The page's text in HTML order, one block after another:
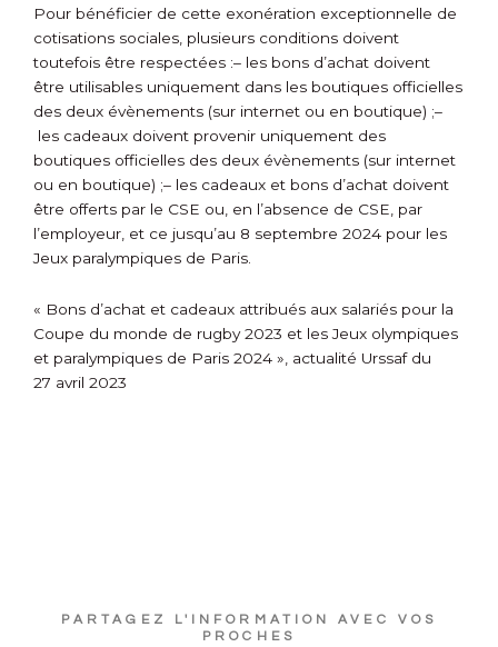
Pour bénéficier de cette exonération exceptionnelle de
cotisations sociales, plusieurs conditions doivent
toutefois être respectées :– les bons d’achat doivent
être utilisables uniquement dans les boutiques officielles
des deux évènements (sur internet ou en boutique) ;–
les cadeaux doivent provenir uniquement des
boutiques officielles des deux évènements (sur internet
ou en boutique) ;– les cadeaux et bons d’achat doivent
être offerts par le CSE ou, en l’absence de CSE, par
l’employeur, et ce jusqu’au 8 septembre 2024 pour les
Jeux paralympiques de Paris.
« Bons d’achat et cadeaux attribués aux salariés pour la
Coupe du monde de rugby 2023 et les Jeux olympiques
et paralympiques de Paris 2024 », actualité Urssaf du
27 avril 2023
PARTAGEZ L'INFORMATION AVEC VOS
PROCHES